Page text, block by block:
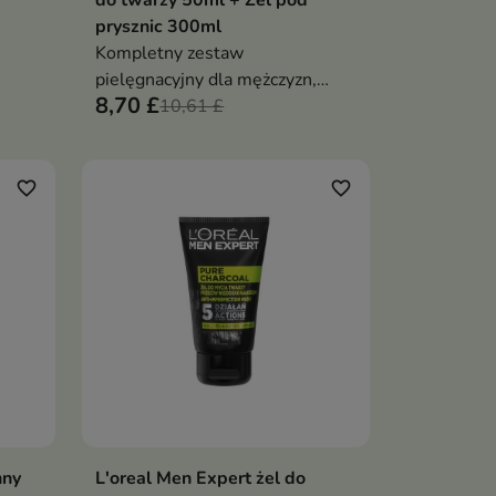
prysznic 300ml
Kompletny zestaw
pielęgnacyjny dla mężczyzn,
który zapewnia oczyszczenie,
8,70 £10,61 £
favorite_border
 Dodaj do koszyka
favorite_border
L'oreal Men Expert żel do